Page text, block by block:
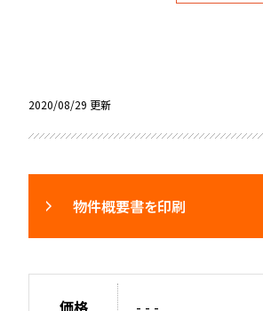
2020/08/29 更新
物件概要書を印刷
価格 - - -